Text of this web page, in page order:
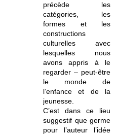
précède les
catégories, les
formes et les
constructions
culturelles avec
lesquelles nous
avons appris à le
regarder – peut-être
le monde de
l’enfance et de la
jeunesse.
C’est dans ce lieu
suggestif que germe
pour l’auteur l’idée